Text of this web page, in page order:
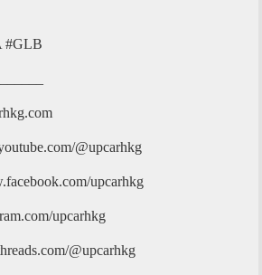
#GLB
@upcarhkg
upcarhkg
upcarhkg
@upcarhkg